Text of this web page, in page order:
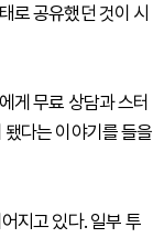
로 공유했던 것이 시
게 무료 상담과 스터
다는 이야기를 들을
지고 있다. 일부 투